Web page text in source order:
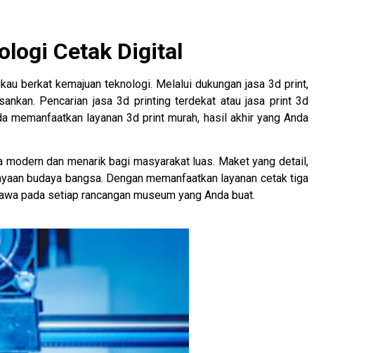
Cetak Digital
berkat kemajuan teknologi. Melalui dukungan jasa 3d print,
Pencarian jasa 3d printing terdekat atau jasa print 3d
layanan 3d print murah, hasil akhir yang Anda
dan menarik bagi masyarakat luas. Maket yang detail,
budaya bangsa. Dengan memanfaatkan layanan cetak tiga
pada setiap rancangan museum yang Anda buat.